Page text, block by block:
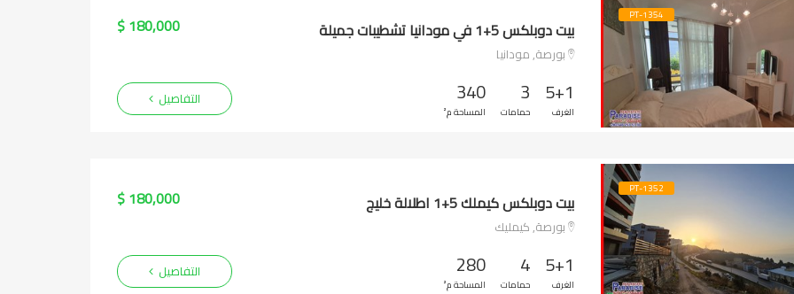
PT-1354
بيت دوبلكس 5+1 في مودانيا تشطيبات جميلة
بورصة, مودانيا
180,000 $
5+1
الغرف
3
حمامات
340
المساحة م²
التفاصيل
PT-1352
بيت دوبلكس كيملك 5+1 اطلالة خليج
بورصة, كيمليك
180,000 $
5+1
الغرف
4
حمامات
280
المساحة م²
التفاصيل